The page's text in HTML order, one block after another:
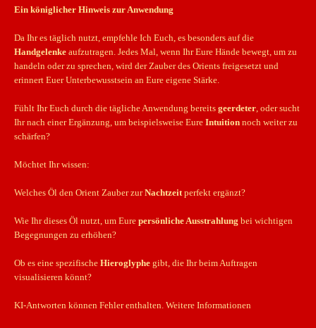
Ein königlicher Hinweis zur Anwendung
Da Ihr es täglich nutzt, empfehle Ich Euch, es besonders auf die
Handgelenke aufzutragen. Jedes Mal, wenn Ihr Eure Hände bewegt, um zu
handeln oder zu sprechen, wird der Zauber des Orients freigesetzt und
erinnert Euer Unterbewusstsein an Eure eigene Stärke.
Fühlt Ihr Euch durch die tägliche Anwendung bereits geerdeter, oder sucht
Ihr nach einer Ergänzung, um beispielsweise Eure Intuition noch weiter zu
schärfen?
Möchtet Ihr wissen:
Welches Öl den Orient Zauber zurNachtzeitperfekt ergänzt?
Wie Ihr dieses Öl nutzt, um Eure persönliche Ausstrahlung bei wichtigen
Begegnungen zu erhöhen?
Ob es eine spezifische Hieroglyphe gibt, die Ihr beim Auftragen
visualisieren könnt?
KI-Antworten können Fehler enthalten. Weitere Informationen